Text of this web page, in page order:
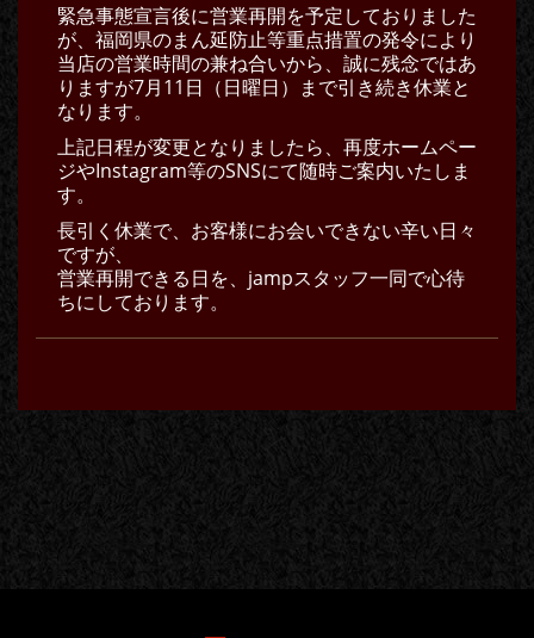
緊急事態宣言後に営業再開を予定しておりました
が、福岡県のまん延防止等重点措置の発令により
当店の営業時間の兼ね合いから、誠に残念ではあ
りますが7月11日（日曜日）まで引き続き休業と
なります。
上記日程が変更となりましたら、再度ホームペー
ジやInstagram等のSNSにて随時ご案内いたしま
す。
長引く休業で、お客様にお会いできない辛い日々
ですが、
営業再開できる日を、jampスタッフ一同で心待
ちにしております。